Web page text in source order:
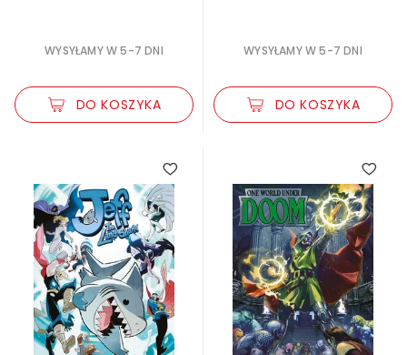
WYSYŁAMY W 5-7 DNI
DO KOSZYKA
WYSYŁAMY W 5-7 DNI
DO KOSZYKA